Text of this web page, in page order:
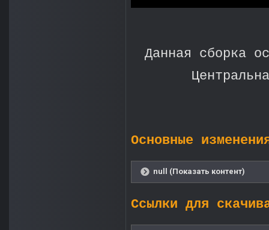
Данная сборка
Основные
null (Показать контент)
Ссылки для